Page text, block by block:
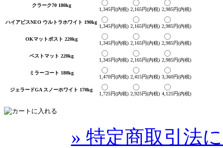
クラーク70 180kg
1,345円(内税) 2,165円(内税) 2,985円(内税)
ハイアピスNEO ウルトラホワイト 190kg
1,345円(内税) 2,165円(内税) 2,985円(内税)
OKマットポスト 220kg
1,345円(内税) 2,165円(内税) 2,985円(内税)
ベストマット 220kg
1,345円(内税) 2,165円(内税) 2,985円(内税)
ミラーコート 180kg
1,470円(内税) 2,415円(内税) 3,360円(内税)
ジェラードGA スノーホワイト 170kg
1,725円(内税) 2,925円(内税) 4,125円(内税)
» 特定商取引法